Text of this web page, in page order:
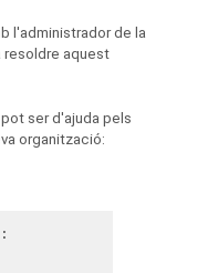
l'administrador de la
resoldre aquest
ser d'ajuda pels
organització: